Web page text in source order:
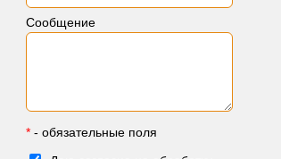
Сообщение
* - обязательные поля